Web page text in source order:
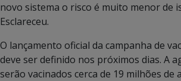
novo sistema o risco é muito menor de
Esclareceu.
O lançamento oficial da campanha de
deve ser definido nos próximos dias. A
serão vacinados cerca de 19 milhões de